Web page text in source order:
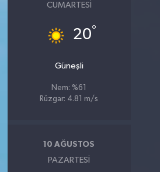
CUMARTESI
20°
Güneşli
Nem: %61
Rüzgar: 4.81 m/s
10 AĞUSTOS
PAZARTESI